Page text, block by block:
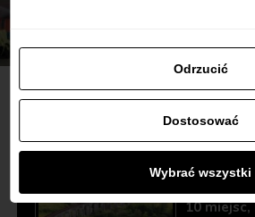
Najbardziej
Śladami
10
Odrzucić
Dostosować
Wybrać wszystki